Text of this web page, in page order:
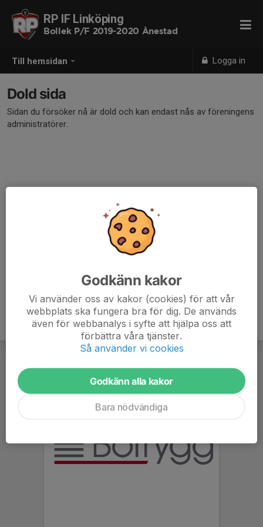
Till hemsidan Logga in
RP IF Linköping
Bollek P/F 2019-2020 Ånestad
Dold sida
Sidan du försöker nå är dold och kan endast nås av föreningens
administratörer.
Godkänn kakor
Vi använder oss av kakor (cookies) för att vår
webbplats ska fungera bra för dig. De används
även för webbanalys i syfte att hjälpa oss att
förbättra våra tjänster.
Så använder vi cookies
Godkänn alla kakor
Bara nödvändiga